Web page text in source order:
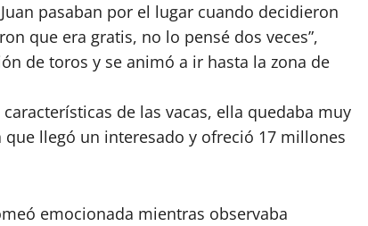
pasaban por el lugar cuando decidieron
que era gratis, no lo pensé dos veces”,
de toros y se animó a ir hasta la zona de
de las vacas, ella quedaba muy
llegó un interesado y ofreció 17 millones
emocionada mientras observaba